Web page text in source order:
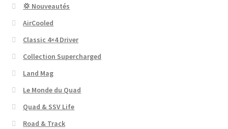
💢 Nouveautés
AirCooled
Classic 4×4 Driver
Collection Supercharged
Land Mag
Le Monde du Quad
Quad & SSV Life
Road & Track